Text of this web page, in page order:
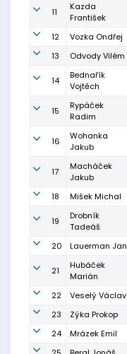
11
Kazda
František
12 Vozka Ondřej
13
Odvody Vilém
14
Bednařík
Vojtěch
15
Rypáček
Radim
16
Wohanka
Jakub
17
Macháček
Jakub
18 Mišek Michal
19
Drobník
Tadeáš
20 Lauerman Jan
21
Hubáček
Marián
22 Veselý Václav
23
Zýka Prokop
24
Mrázek Emil